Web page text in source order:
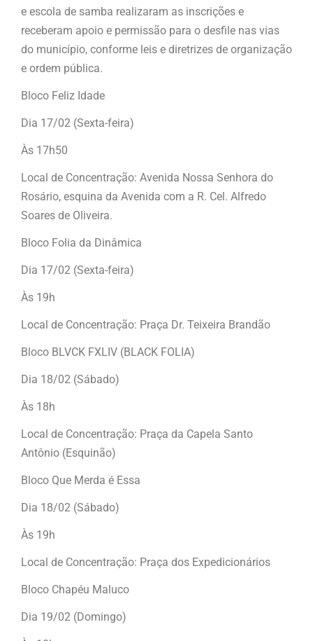
e escola de samba realizaram as inscrições e
receberam apoio e permissão para o desfile nas vias
do município, conforme leis e diretrizes de organização
e ordem pública.
Bloco Feliz Idade
Dia 17/02 (Sexta-feira)
Às 17h50
Local de Concentração: Avenida Nossa Senhora do
Rosário, esquina da Avenida com a R. Cel. Alfredo
Soares de Oliveira.
Bloco Folia da Dinâmica
Dia 17/02 (Sexta-feira)
Às 19h
Local de Concentração: Praça Dr. Teixeira Brandão
Bloco BLVCK FXLIV (BLACK FOLIA)
Dia 18/02 (Sábado)
Às 18h
Local de Concentração: Praça da Capela Santo
Antônio (Esquinão)
Bloco Que Merda é Essa
Dia 18/02 (Sábado)
Às 19h
Local de Concentração: Praça dos Expedicionários
Bloco Chapéu Maluco
Dia 19/02 (Domingo)